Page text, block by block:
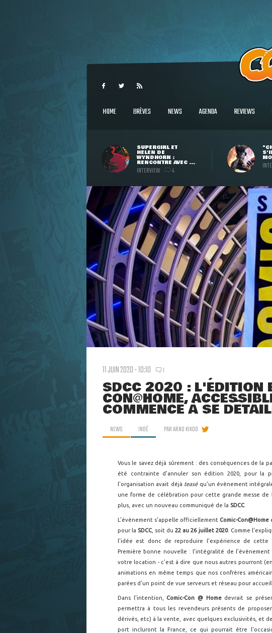
HOME BRÈVES NEWS AGENDA REVIEWS
SUPERGIRL ET
HELEN DE
WYNDHORN :
RENCONTRE AVEC ...
INTERVIEW 4
11 JUIN 2020 - 10:10 1
SDCC 2020 : L'ÉDITION
CON@HOME,
COMMENCE À SE
NEWS INDÉ PARARNO KIKOO
Vous le savez déjà sûrement : des conséquences de la
été contrainte d'annuler son édition 2020, pour la
l'organisation avait déjà teasé qu'un évènement
une forme de célébration pour cette grande messe
plus, avec un nouveau communiqué de la SDCC
L'évènement s'appelle officiellement Comic-Con@Home
pour la SDCC , soit du22 au 26 juillet 2020. Comme
l'idée est donc de reproduire l'expérience de cette
Première bonne nouvelle : l'intégralité de
votre location - c'est à dire que nous autres pourront
animations en même temps que nos confrères
parées d'un point de vue serveurs et réseau pour
Dans l'intention, Comic-Con @ Home devrait se
permettra à tous les revendeurs présents de
dérivés, etc) à la vente, avec quelques exclusivités, et
port incluront la France, ce qui pourrait être